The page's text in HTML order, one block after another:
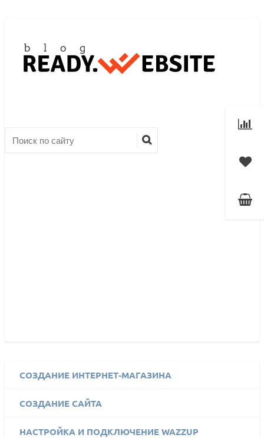
СОЗДАНИЕ ИНТЕРНЕТ-МАГАЗИНА
СОЗДАНИЕ САЙТА
НАСТРОЙКА И ПОДКЛЮЧЕНИЕ WAZZUP